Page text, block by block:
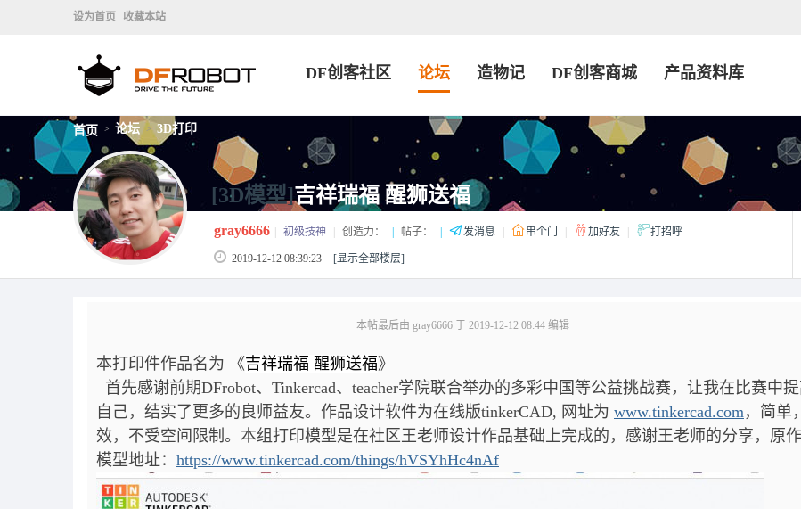
设为首页 收藏本站
DF创客社区 论坛 造物记 DF创客商城 产品资料库
首页 > 论坛 > 3D打印
[3D模型]吉祥瑞福 醒狮送福
gray6666 初级技神 创造力： 帖子： 发消息 串个门 加好友 打招呼
2019-12-12 08:39:23 [显示全部楼层]
本帖最后由 gray6666 于 2019-12-12 08:44 编辑
本打印件作品名为 《吉祥瑞福 醒狮送福》
首先感谢前期DFrobot、Tinkercad、teacher学院联合举办的多彩中国等公益挑战赛，让我在比赛中
自己，结实了更多的良师益友。作品设计软件为在线版tinkerCAD, 网址为 www.tinkercad.com，简单
效，不受空间限制。 本组打印模型是在社区王老师设计作品基础上完成的，感谢王老师的分享，原
模型地址： https://www.tinkercad.com/things/hVSYhHc4nAf